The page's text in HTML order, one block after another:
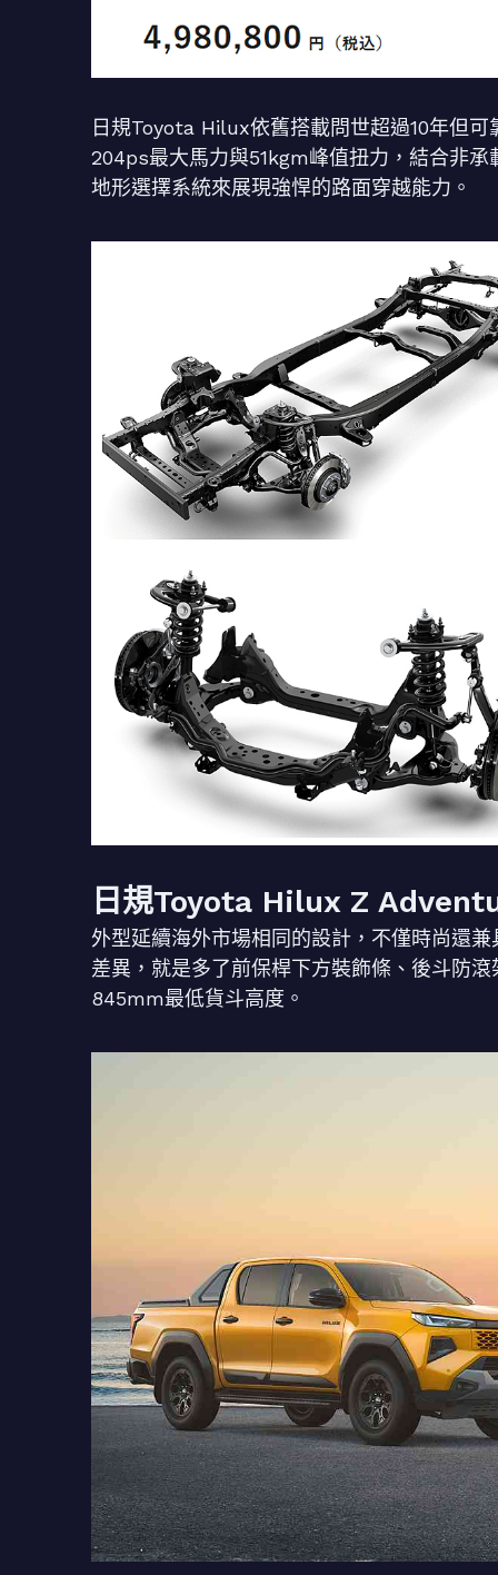
日規Toyota Hilux依舊搭載問世超過10年但
204ps最大馬力與51kgm峰值扭力，結合非
地形選擇系統來展現強悍的路面穿越能力。
日規Toyota Hilux Z
外型延續海外市場相同的設計，不僅時尚還
差異，就是多了前保桿下方裝飾條、後斗防
845mm最低貨斗高度。